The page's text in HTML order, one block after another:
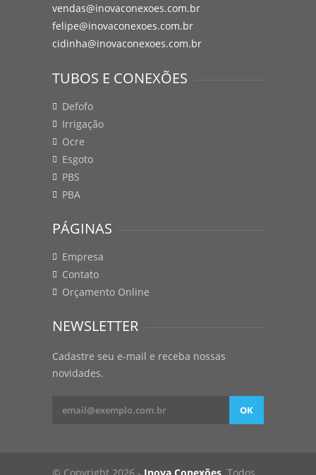
vendas@inovaconexoes.com.br
felipe@inovaconexoes.com.br
cidinha@inovaconexoes.com.br
TUBOS E CONEXÕES
Defofo
Irrigação
Ocre
Esgoto
PBS
PBA
PÁGINAS
Empresa
Contato
Orçamento Online
NEWSLETTER
Cadastre seu e-mail e receba nossas
novidades.
OK